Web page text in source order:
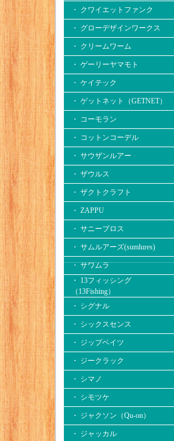
・ クワイエットファンク
・ グローデザインワークス
・ クリームワーム
・ ゲーリーヤマモト
・ ケイテック
・ ゲットネット（GETNET）
・ コーモラン
・ コットンコーデル
・ サウザンルアー
・ ザウルス
・ ザクトクラフト
・ ZAPPU
・ サニーブロス
・ サムルアーズ(sumlures)
・ サワムラ
・ 13フィッシング
（13Fishing）
・ シグナル
・ シックスセンス
・ ジップベイツ
・ ジークラック
・ シマノ
・ シモツケ
・ ジャクソン（Qu-on）
・ ジャッカル